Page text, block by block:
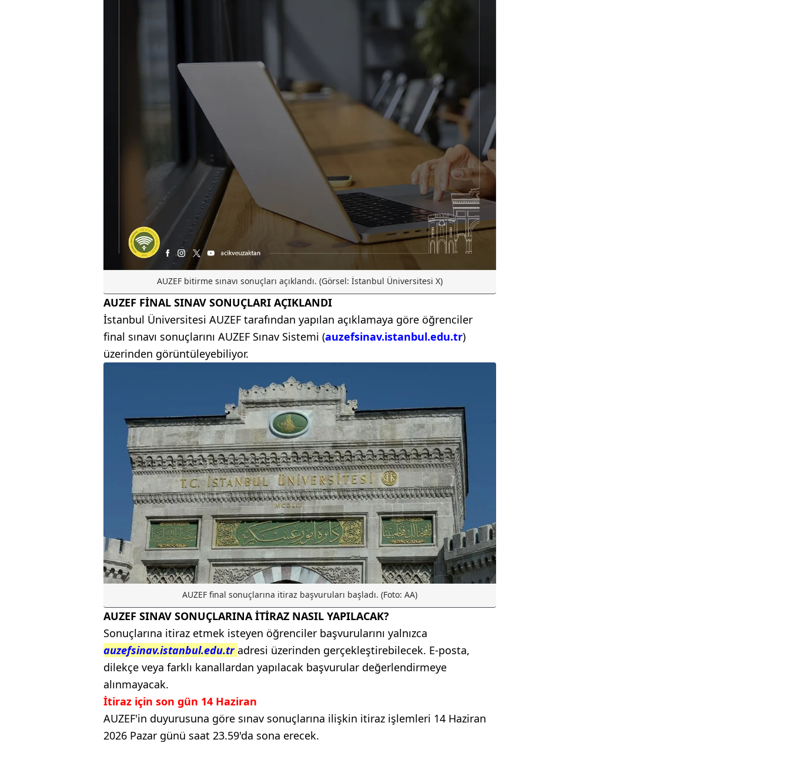
AUZEF bitirme sınavı sonuçları açıklandı. (Görsel: İstanbul Üniversitesi X)
AUZEF FİNAL SINAV SONUÇLARI AÇIKLANDI
İstanbul Üniversitesi AUZEF tarafından yapılan açıklamaya göre öğrenciler
final sınavı sonuçlarını AUZEF Sınav Sistemi (auzefsinav.istanbul.edu.tr)
üzerinden görüntüleyebiliyor.
AUZEF final sonuçlarına itiraz başvuruları başladı. (Foto: AA)
AUZEF SINAV SONUÇLARINA İTİRAZ NASIL YAPILACAK?
Sonuçlarına itiraz etmek isteyen öğrenciler başvurularını yalnızca
auzefsinav.istanbul.edu.tradresi üzerinden gerçekleştirebilecek. E-posta,
dilekçe veya farklı kanallardan yapılacak başvurular değerlendirmeye
alınmayacak.
İtiraz için son gün 14 Haziran
AUZEF'in duyurusuna göre sınav sonuçlarına ilişkin itiraz işlemleri 14 Haziran
2026 Pazar günü saat 23.59'da sona erecek.